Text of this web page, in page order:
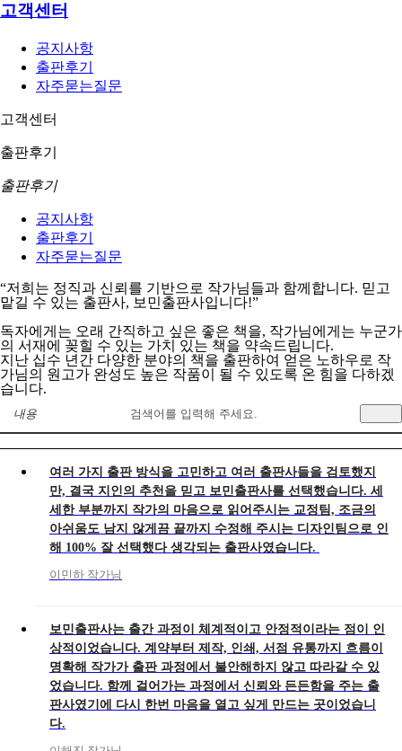
고객센터
공지사항
출판후기
자주묻는질문
고객센터
출판후기
출판후기
공지사항
출판후기
자주묻는질문
“저희는 정직과 신뢰를 기반으로 작가님들과 함께합니다. 믿고
맡길 수 있는 출판사, 보민출판사입니다!”
독자에게는 오래 간직하고 싶은 좋은 책을, 작가님에게는 누군가
의 서재에 꽂힐 수 있는 가치 있는 책을 약속드립니다.
지난 십수 년간 다양한 분야의 책을 출판하여 얻은 노하우로 작
가님의 원고가 완성도 높은 작품이 될 수 있도록 온 힘을 다하겠
습니다.
내용
여러 가지 출판 방식을 고민하고 여러 출판사들을 검토했지
만, 결국 지인의 추천을 믿고 보민출판사를 선택했습니다. 세
세한 부분까지 작가의 마음으로 읽어주시는 교정팀, 조금의
아쉬움도 남지 않게끔 끝까지 수정해 주시는 디자인팀으로 인
해 100% 잘 선택했다 생각되는 출판사였습니다.
이민하 작가님
보민출판사는 출간 과정이 체계적이고 안정적이라는 점이 인
상적이었습니다. 계약부터 제작, 인쇄, 서점 유통까지 흐름이
명확해 작가가 출판 과정에서 불안해하지 않고 따라갈 수 있
었습니다. 함께 걸어가는 과정에서 신뢰와 든든함을 주는 출
판사였기에 다시 한번 마음을 열고 싶게 만드는 곳이었습니
다.